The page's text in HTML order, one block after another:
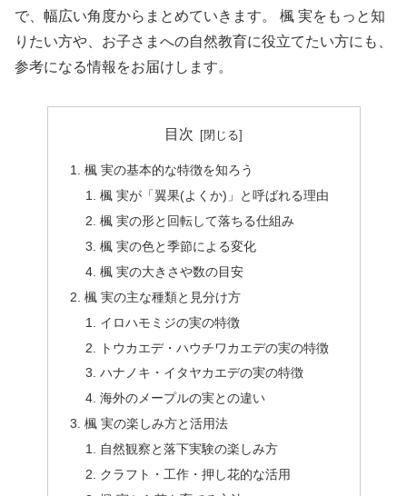
で、幅広い角度からまとめていきます。 楓 実をもっと知
りたい方や、お子さまへの自然教育に役立てたい方にも、
参考になる情報をお届けします。
目次
楓 実の基本的な特徴を知ろう
楓 実が「翼果(よくか)」と呼ばれる理由
楓 実の形と回転して落ちる仕組み
楓 実の色と季節による変化
楓 実の大きさや数の目安
楓 実の主な種類と見分け方
イロハモミジの実の特徴
トウカエデ・ハウチワカエデの実の特徴
ハナノキ・イタヤカエデの実の特徴
海外のメープルの実との違い
楓 実の楽しみ方と活用法
自然観察と落下実験の楽しみ方
クラフト・工作・押し花的な活用